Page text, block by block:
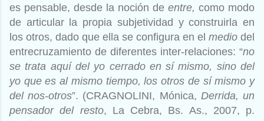
es pensable, desde la noción de entre, como modo
de articular la propia subjetividad y construirla en
los otros, dado que ella se configura en el medio del
entrecruzamiento de diferentes inter-relaciones: “no
se trata aquí del yo cerrado en sí mismo, sino del
yo que es al mismo tiempo, los otros de sí mismo y
del nos-otros”. (CRAGNOLINI, Mónica, Derrida, un
pensador del resto, La Cebra, Bs. As., 2007, p.